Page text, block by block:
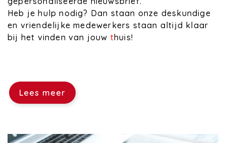
Heb je hulp nodig? Dan staan onze deskundige
en vriendelijke medewerkers staan altijd klaar
bij het vinden van jouw thuis!
Lees meer